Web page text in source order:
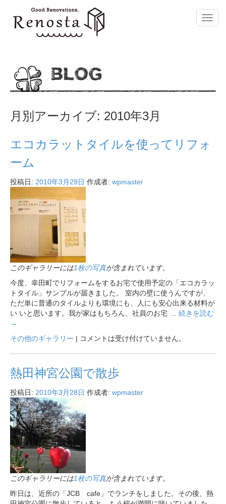
BLOG
月別アーカイブ: 2010年3月
エコカラットタイルを使ってリフォ
ーム
投稿日: 2010年3月29日 作成者: wpmaster
このギャラリーには1枚の写真が含まれています。
今度、幸田町でリフォームをするお宅で使用予定の「エコカラッ
トタイル」サンプルが届きました。 室内の壁に使うんですが、
ただ単に普通のタイルよりも環境にも、人にも安心出来る材料が
い いと思います。我が家はもちろん、社員のお宅 … 続きを読む
→
その他のギャラリー | コメントは受け付けていません。
熱田神宮公園で散歩
投稿日: 2010年3月28日 作成者: wpmaster
このギャラリーには1枚の写真が含まれています。
昨日は、近所の「JCB cafe」でランチをしました。その後、熱